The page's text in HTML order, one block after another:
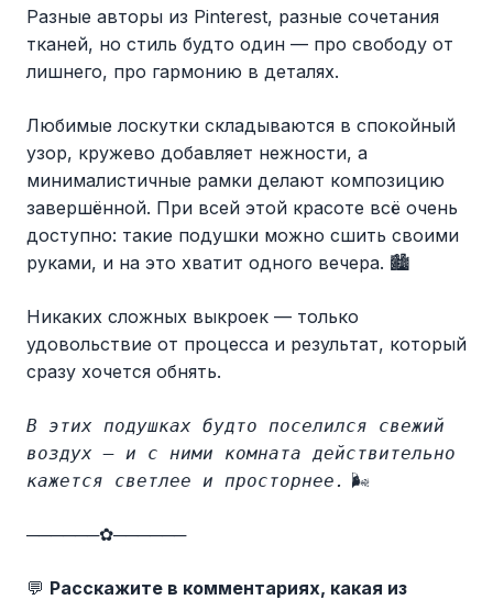
Разные авторы из Pinterest, разные сочетания
тканей, но стиль будто один — про свободу от
лишнего, про гармонию в деталях.
Любимые лоскутки складываются в спокойный
узор, кружево добавляет нежности, а
минималистичные рамки делают композицию
завершённой. При всей этой красоте всё очень
доступно: такие подушки можно сшить своими
руками, и на это хватит одного вечера. 🏙️
Никаких сложных выкроек — только
удовольствие от процесса и результат, который
сразу хочется обнять.
В этих подушках будто поселился свежий
воздух — и с ними комната действительно
кажется светлее и просторнее. 🌬️
──────✿──────
💬 Расскажите в комментариях, какая из